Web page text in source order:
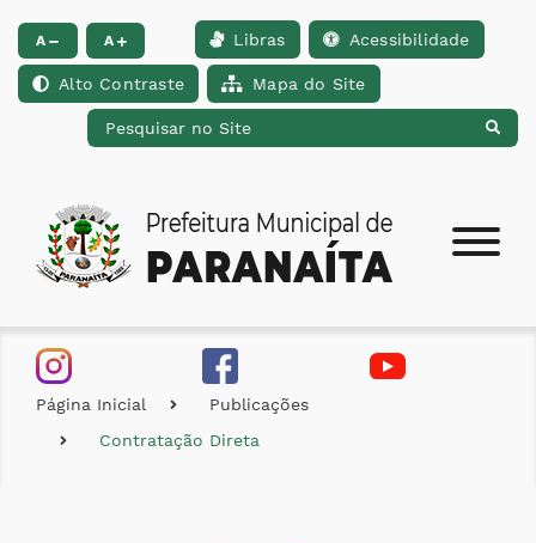
Ir para o conteúdo [alt+1] Ir para o menu [alt+2] Ir para a busca
A A Libras Acessibilidade
Alto Contraste Mapa do Site
Página Inicial
Publicações
Contratação Direta